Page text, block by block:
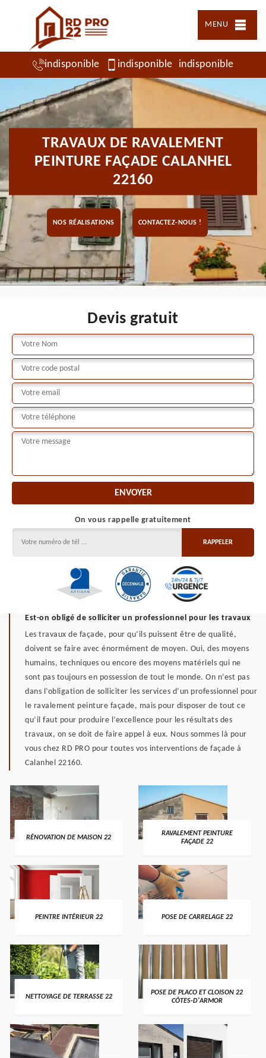
MENU
indisponible indisponible indisponible
TRAVAUX DE RAVALEMENT
PEINTURE FAÇADE CALANHEL
22160
NOS RÉALISATIONS CONTACTEZ-NOUS !
Devis gratuit
On vous rappelle gratuitement
Est-on obligé de solliciter un professionnel pour les travaux
Les travaux de façade, pour qu’ils puissent être de qualité,
doivent se faire avec énormément de moyen. Oui, des moyens
humains, techniques ou encore des moyens matériels qui ne
sont pas toujours en possession de tout le monde. On n’est pas
dans l’obligation de solliciter les services d’un professionnel pour
le ravalement peinture façade, mais pour disposer de tout ce
qu’il faut pour produire l’excellence pour les résultats des
travaux, on se doit de faire appel à eux. Nous sommes là pour
vous chez RD PRO pour toutes vos interventions de façade à
Calanhel 22160.
RÉNOVATION DE MAISON 22
RAVALEMENT PEINTURE
FAÇADE 22
PEINTRE INTÉRIEUR 22 POSE DE CARRELAGE 22
NETTOYAGE DE TERRASSE 22
POSE DE PLACO ET CLOISON 22
CÔTES-D'ARMOR